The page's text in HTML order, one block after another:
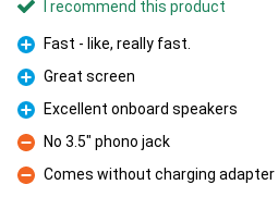
I recommend this product
Pro
Fast - like, really fast.
Pro
Great screen
Pro
Excellent onboard speakers
Con
No 3.5" phono jack
Con
Comes without charging adapter